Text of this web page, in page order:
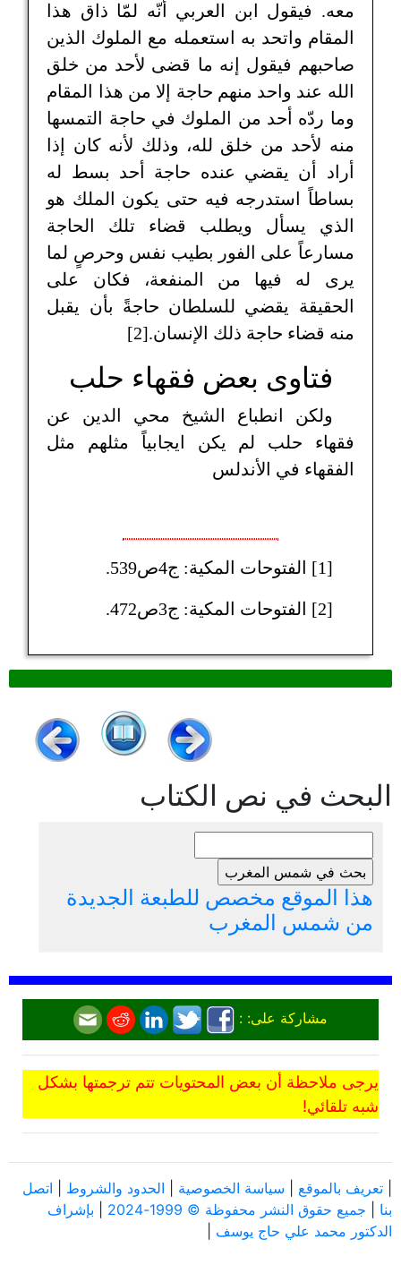
معه. فيقول ابن العربي أنّه لمّا ذاق هذا
المقام واتحد به استعمله مع الملوك الذين
صاحبهم فيقول إنه ما قضى لأحد من خلق
الله عند واحد منهم حاجة إلا من هذا المقام
وما ردّه أحد من الملوك في حاجة التمسها
منه لأحد من خلق لله، وذلك لأنه كان إذا
أراد أن يقضي عنده حاجة أحد بسط له
بساطاً استدرجه فيه حتى يكون الملك هو
الذي يسأل ويطلب قضاء تلك الحاجة
مسارعاً على الفور بطيب نفس وحرصٍ لما
يرى له فيها من المنفعة، فكان على
الحقيقة يقضي للسلطان حاجةً بأن يقبل
منه قضاء حاجة ذلك الإنسان.[2]
فتاوى بعض فقهاء حلب
ولكن انطباع الشيخ محي الدين عن
فقهاء حلب لم يكن ايجابياً مثلهم مثل
الفقهاء في الأندلس
[1] الفتوحات المكية: ج4ص539.
[2] الفتوحات المكية: ج3ص472.
البحث في نص الكتاب
هذا الموقع مخصص للطبعة الجديدة
من شمس المغرب
مشاركة على: :
يرجى ملاحظة أن بعض المحتويات تتم ترجمتها بشكل
شبه تلقائي!
تعريف بالموقع سياسة الخصوصية الحدود والشروط
اتصل
بنا
جميع حقوق النشر محفوظة © 1999-2024
بإشراف
الدكتور محمد علي حاج يوسف